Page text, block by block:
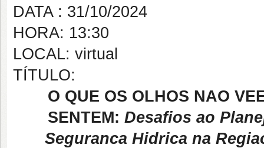
DATA : 31/10/2024
HORA: 13:30
LOCAL: virtual
TÍTULO:
O QUE OS OLHOS NAO
SENTEM: Desafios ao
Seguranca Hidrica na